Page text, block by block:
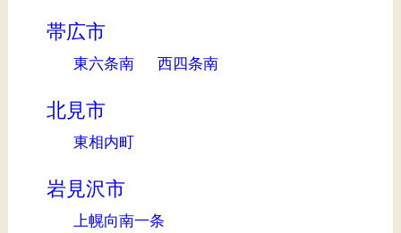
帯広市
東六条南 西四条南
北見市
東相内町
岩見沢市
上幌向南一条